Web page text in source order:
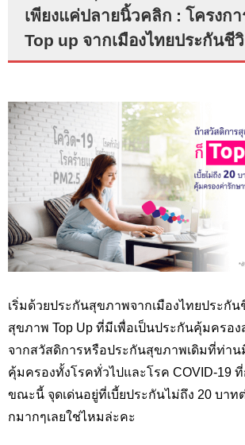
เพียงแค่ปลายนิ้วคลิก : โครงก
Top up จากเมืองไทยประกันชี
เริ่มด้วยประกันสุขภาพจากเมืองไทยประกัน
สุขภาพ Top Up ที่มีเพื่อเป็นประกันคุ้มครอ
จากสวัสดิการหรือประกันสุขภาพเดิมที่ท่าน
คุ้มครองทั้งโรคทั่วไปและโรค COVID-19
ขณะนี้ จุดเด่นอยู่ที่เบี้ยประกันไม่ถึง 20 บาท
กมากๆเลยใช่ไหมล่ะคะ